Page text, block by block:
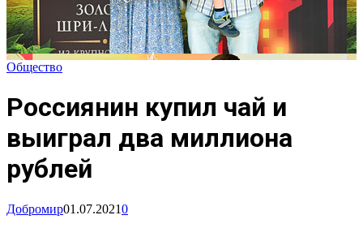
Общество
Россиянин купил чай и
выиграл два миллиона
рублей
Добромир01.07.20210